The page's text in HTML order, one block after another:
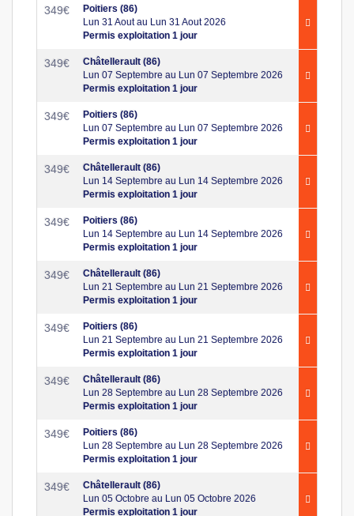
349€
Poitiers (86)
Lun 31 Aout au Lun 31 Aout 2026
Permis exploitation 1 jour
349€
Châtellerault (86)
Lun 07 Septembre au Lun 07 Septembre 2026
Permis exploitation 1 jour
349€
Poitiers (86)
Lun 07 Septembre au Lun 07 Septembre 2026
Permis exploitation 1 jour
349€
Châtellerault (86)
Lun 14 Septembre au Lun 14 Septembre 2026
Permis exploitation 1 jour
349€
Poitiers (86)
Lun 14 Septembre au Lun 14 Septembre 2026
Permis exploitation 1 jour
349€
Châtellerault (86)
Lun 21 Septembre au Lun 21 Septembre 2026
Permis exploitation 1 jour
349€
Poitiers (86)
Lun 21 Septembre au Lun 21 Septembre 2026
Permis exploitation 1 jour
349€
Châtellerault (86)
Lun 28 Septembre au Lun 28 Septembre 2026
Permis exploitation 1 jour
349€
Poitiers (86)
Lun 28 Septembre au Lun 28 Septembre 2026
Permis exploitation 1 jour
349€
Châtellerault (86)
Lun 05 Octobre au Lun 05 Octobre 2026
Permis exploitation 1 jour